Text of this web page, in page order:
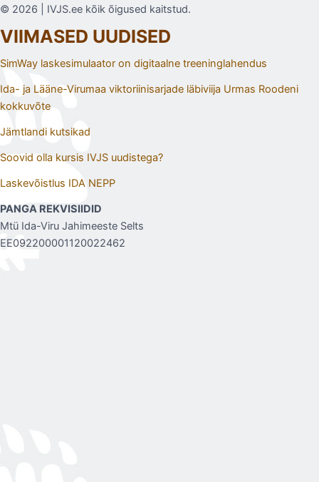
© 2026 | IVJS.ee kõik õigused kaitstud.
VIIMASED UUDISED
SimWay laskesimulaator on digitaalne treeninglahendus
Ida- ja Lääne-Virumaa viktoriinisarjade läbiviija Urmas Roodeni
kokkuvõte
Jämtlandi kutsikad
Soovid olla kursis IVJS uudistega?
Laskevõistlus IDA NEPP
PANGA REKVISIIDID
Mtü Ida-Viru Jahimeeste Selts
EE092200001120022462